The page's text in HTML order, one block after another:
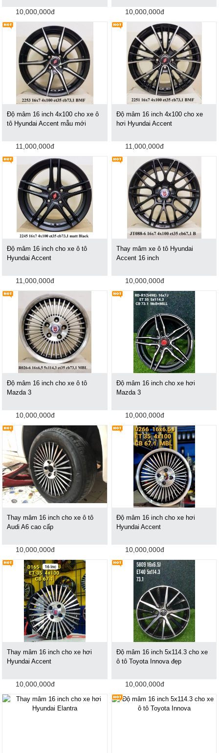
10,000,000đ 10,000,000đ
Độ mâm 16 inch 4x100 cho xe ô
tô Hyundai Accent mẫu mới
11,000,000đ
Độ mâm 16 inch 4x100 cho xe
hơi Hyundai Accent
11,000,000đ
Độ mâm 16 inch cho xe ô tô
Hyundai Accent
11,000,000đ
Thay mâm xe ô tô Hyundai
Accent 16 inch
10,000,000đ
Độ mâm 16 inch cho xe ô tô
Mazda 3
10,000,000đ
Độ mâm 16 inch cho xe hơi
Mazda 3
10,000,000đ
Thay mâm 16 inch cho xe ô tô
Audi A6 cao cấp
10,000,000đ
Độ mâm 16 inch cho xe hơi
Hyundai Accent
10,000,000đ
Thay mâm 16 inch cho xe hơi
Hyundai Accent
10,000,000đ
Độ mâm 16 inch 5x114.3 cho xe
ô tô Toyota Innova đẹp
10,000,000đ